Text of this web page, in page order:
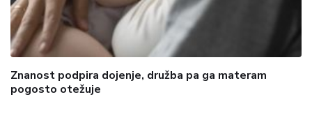
Znanost podpira dojenje, družba pa ga materam
pogosto otežuje